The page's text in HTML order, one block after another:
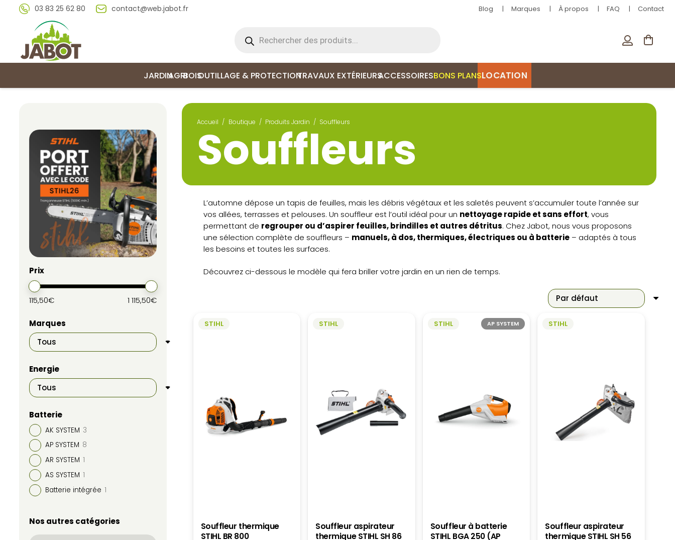
03 83 25 62 80 contact@web.jabot.fr Blog Marques À propos FAQ Contact
produits
JARDINAGRIBOISOUTILLAGE & PROTECTIONTRAVAUX EXTÉRIEURSACCESSOIRESBONS PLANSLOCATION
Prix
115,50€ 1 115,50€
Marques
Energie
Batterie
AK SYSTEM 3
AP SYSTEM 8
AR SYSTEM 1
AS SYSTEM 1
Batterie intégrée 1
Nos autres catégories
Accueil / Boutique / Produits Jardin / Souffleurs
Souffleurs
L’automne dépose un tapis de feuilles, mais les débris végétaux et les saletés peuvent s’accumuler toute l’année sur
vos allées, terrasses et pelouses. Un souffleur est l’outil idéal pour un nettoyage rapide et sans effort, vous
permettant de regrouper ou d’aspirer feuilles, brindilles et autres détritus. Chez Jabot, nous vous proposons
une sélection complète de souffleurs – manuels, à dos, thermiques, électriques ou à batterie– adaptés à tous
les besoins et toutes les surfaces.
Découvrez ci-dessous le modèle qui fera briller votre jardin en un rien de temps.
STIHL
Souffleur thermique
STIHL BR 800
STIHL
Souffleur aspirateur
thermique STIHL SH 86
AP SYSTEM
STIHL
Souffleur à batterie
STIHL BGA 250 (AP
STIHL
Souffleur aspirateur
thermique STIHL SH 56